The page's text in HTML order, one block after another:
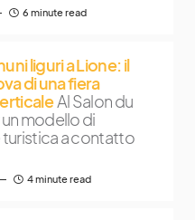
6 minute read
liguri a Lione: il
di una fiera
Al Salon du
modello di
a contatto
4 minute read